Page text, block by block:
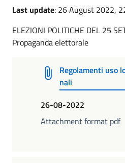
Last update: 26 August 2022,
ELEZIONI POLITICHE DEL 25
Propaganda elettorale
Regolamenti uso
nali
26-08-2022
Attachment format pdf